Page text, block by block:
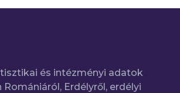
és intézményi adatok
Erdélyről, erdélyi